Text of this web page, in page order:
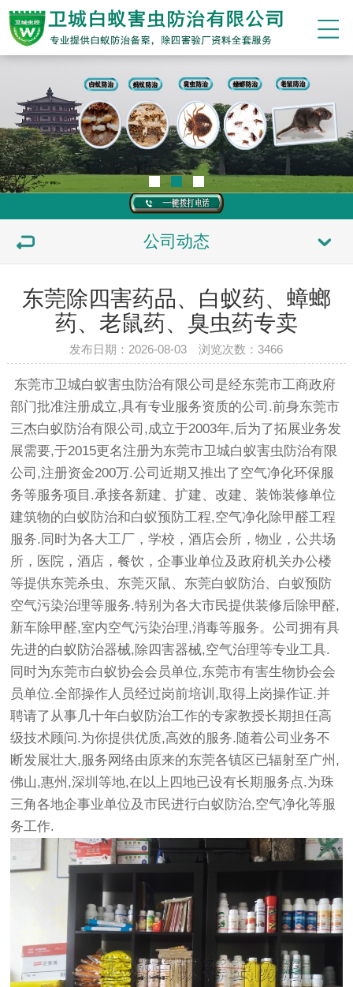
公司动态
东莞除四害药品、白蚁药、蟑螂
药、老鼠药、臭虫药专卖
发布日期：2026-08-03 浏览次数：3466
东莞市卫城白蚁害虫防治有限公司是经东莞市工商政府
部门批准注册成立,具有专业服务资质的公司.前身东莞市
三杰白蚁防治有限公司,成立于2003年,后为了拓展业务发
展需要,于2015更名注册为东莞市卫城白蚁害虫防治有限
公司,注册资金200万.公司近期又推出了空气净化环保服
务等服务项目.承接各新建、扩建、改建、装饰装修单位
建筑物的白蚁防治和白蚁预防工程,空气净化除甲醛工程
服务.同时为各大工厂，学校，酒店会所，物业，公共场
所，医院，酒店，餐饮，企事业单位及政府机关办公楼
等提供东莞杀虫、东莞灭鼠、东莞白蚁防治、白蚁预防
空气污染治理等服务.特别为各大市民提供装修后除甲醛,
新车除甲醛,室内空气污染治理,消毒等服务。公司拥有具
先进的白蚁防治器械,除四害器械,空气治理等专业工具.
同时为东莞市白蚁协会会员单位,东莞市有害生物协会会
员单位.全部操作人员经过岗前培训,取得上岗操作证.并
聘请了从事几十年白蚁防治工作的专家教授长期担任高
级技术顾问.为你提供优质,高效的服务.随着公司业务不
断发展壮大,服务网络由原来的东莞各镇区已辐射至广州,
佛山,惠州,深圳等地,在以上四地已设有长期服务点.为珠
三角各地企事业单位及市民进行白蚁防治,空气净化等服
务工作.